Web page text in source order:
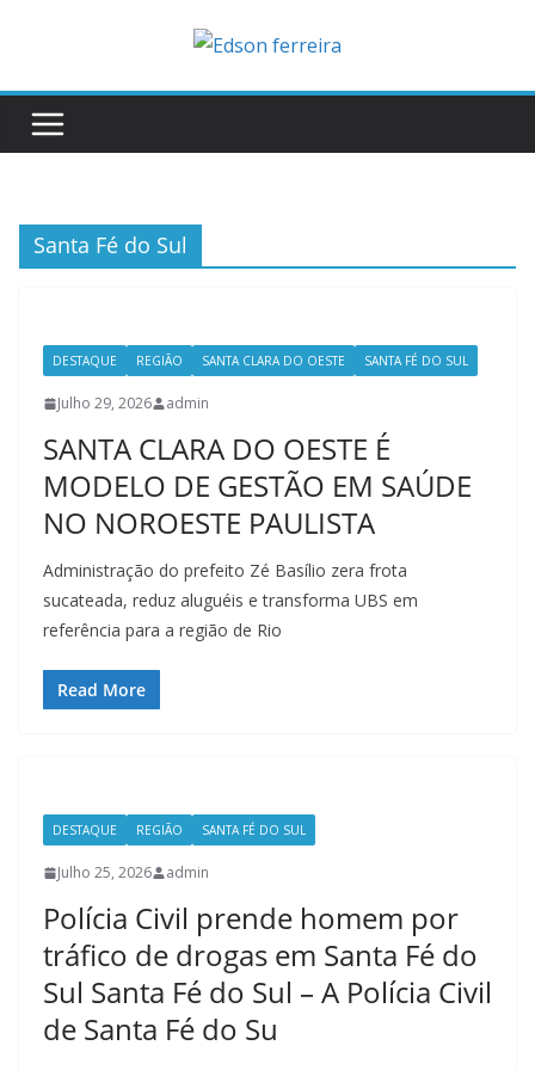
Santa Fé do Sul
DESTAQUE REGIÃO SANTA CLARA DO OESTE SANTA FÉ DO SUL
Julho 29, 2026 admin
SANTA CLARA DO OESTE É
MODELO DE GESTÃO EM SAÚDE
NO NOROESTE PAULISTA
Administração do prefeito Zé Basílio zera frota
sucateada, reduz aluguéis e transforma UBS em
referência para a região de Rio
Read More
DESTAQUE REGIÃO SANTA FÉ DO SUL
Julho 25, 2026 admin
Polícia Civil prende homem por
tráfico de drogas em Santa Fé do
Sul Santa Fé do Sul – A Polícia Civil
de Santa Fé do Su